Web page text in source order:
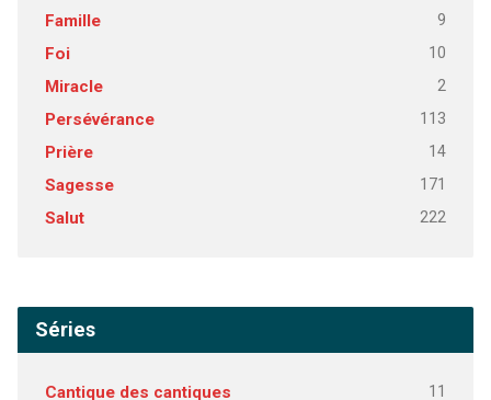
Famille 9
Foi 10
Miracle 2
Persévérance 113
Prière 14
Sagesse 171
Salut 222
Séries
Cantique des cantiques 11